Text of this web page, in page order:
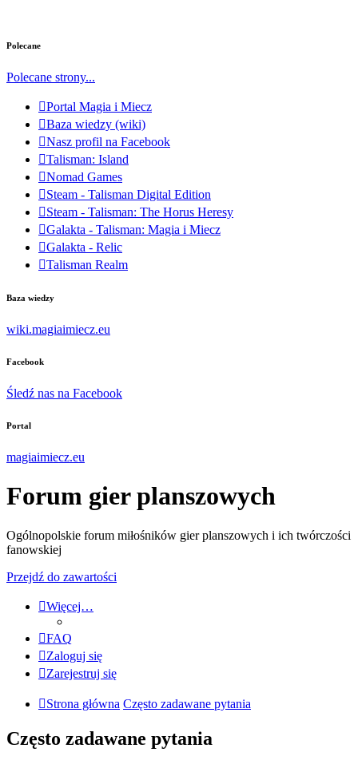
Polecane
Polecane strony...
Portal Magia i Miecz
Baza wiedzy (wiki)
Nasz profil na Facebook
Talisman: Island
Nomad Games
Steam - Talisman Digital Edition
Steam - Talisman: The Horus Heresy
Galakta - Talisman: Magia i Miecz
Galakta - Relic
Talisman Realm
Baza wiedzy
wiki.magiaimiecz.eu
Facebook
Śledź nas na Facebook
Portal
magiaimiecz.eu
Forum gier planszowych
Ogólnopolskie forum miłośników gier planszowych i ich twórczości
fanowskiej
Przejdź do zawartości
Więcej…
FAQ
Zaloguj się
Zarejestruj się
Strona główna Często zadawane pytania
Często zadawane pytania